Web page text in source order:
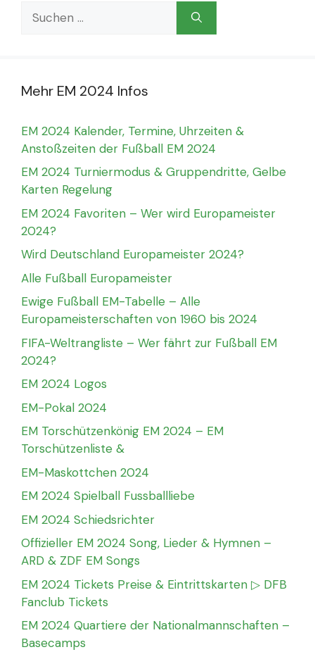
Suchen
nach:
Mehr EM 2024 Infos
EM 2024 Kalender, Termine, Uhrzeiten &
Anstoßzeiten der Fußball EM 2024
EM 2024 Turniermodus & Gruppendritte, Gelbe
Karten Regelung
EM 2024 Favoriten – Wer wird Europameister
2024?
Wird Deutschland Europameister 2024?
Alle Fußball Europameister
Ewige Fußball EM-Tabelle – Alle
Europameisterschaften von 1960 bis 2024
FIFA-Weltrangliste – Wer fährt zur Fußball EM
2024?
EM 2024 Logos
EM-Pokal 2024
EM Torschützenkönig EM 2024 – EM
Torschützenliste &
EM-Maskottchen 2024
EM 2024 Spielball Fussballliebe
EM 2024 Schiedsrichter
Offizieller EM 2024 Song, Lieder & Hymnen –
ARD & ZDF EM Songs
EM 2024 Tickets Preise & Eintrittskarten ▷ DFB
Fanclub Tickets
EM 2024 Quartiere der Nationalmannschaften –
Basecamps